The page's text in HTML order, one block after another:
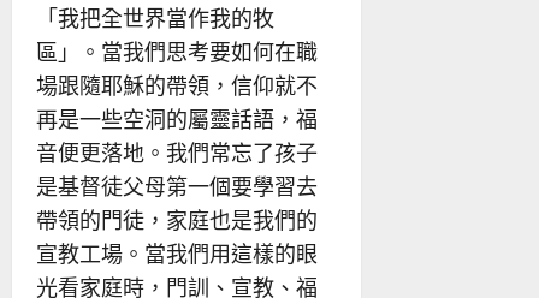
「我把全世界當作我的牧
區」。當我們思考要如何在職
場跟隨耶穌的帶領，信仰就不
再是一些空洞的屬靈話語，福
音便更落地。我們常忘了孩子
是基督徒父母第一個要學習去
帶領的門徒，家庭也是我們的
宣教工場。當我們用這樣的眼
光看家庭時，門訓、宣教、福